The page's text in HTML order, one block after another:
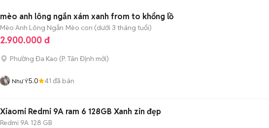
mèo anh lông ngắn xám xanh from to khổng lồ
Mèo Anh Lông Ngắn Mèo con (dưới 3 tháng tuổi)
2.900.000 đ
Phường Đa Kao (P. Tân Định mới)
Như Ý5.0 41 đã bán
Xiaomi Redmi 9A ram 6 128GB Xanh zin đẹp
Redmi 9A 128 GB